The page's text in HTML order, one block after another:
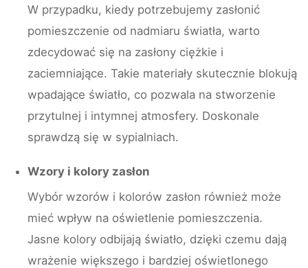
W przypadku, kiedy potrzebujemy zasłonić
pomieszczenie od nadmiaru światła, warto
zdecydować się na zasłony ciężkie i
zaciemniające. Takie materiały skutecznie blokują
wpadające światło, co pozwala na stworzenie
przytulnej i intymnej atmosfery. Doskonale
sprawdzą się w sypialniach.
Wzory i kolory zasłon
Wybór wzorów i kolorów zasłon również może
mieć wpływ na oświetlenie pomieszczenia.
Jasne kolory odbijają światło, dzięki czemu dają
wrażenie większego i bardziej oświetlonego